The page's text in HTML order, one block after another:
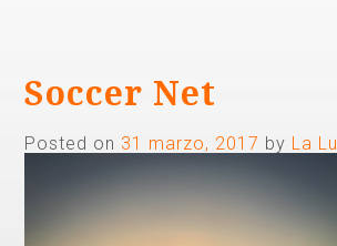
Soccer Net
Posted on 31 marzo, 2017 by La Lu